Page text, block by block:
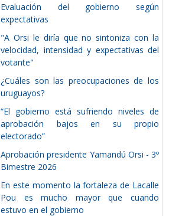
Evaluación del gobierno según
expectativas
"A Orsi le diría que no sintoniza con la
velocidad, intensidad y expectativas del
votante"
¿Cuáles son las preocupaciones de los
uruguayos?
“El gobierno está sufriendo niveles de
aprobación bajos en su propio
electorado”
Aprobación presidente Yamandú Orsi - 3º
Bimestre 2026
En este momento la fortaleza de Lacalle
Pou es mucho mayor que cuando
estuvo en el gobierno